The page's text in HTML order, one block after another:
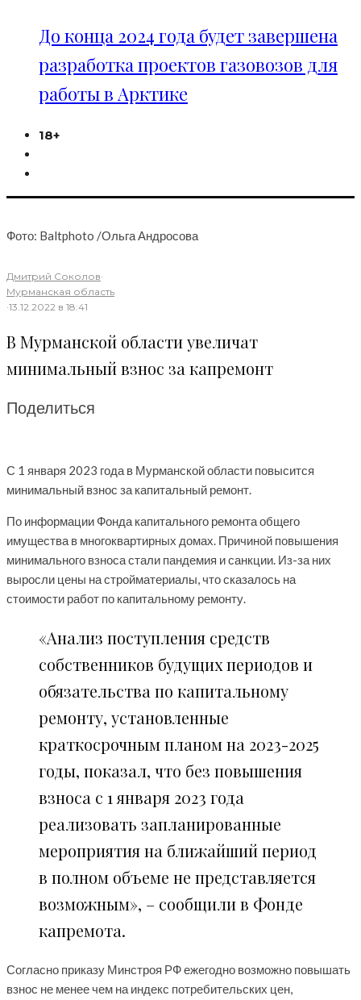
До конца 2024 года будет завершена
разработка проектов газовозов для
работы в Арктике
18+
Фото: Baltphoto /Ольга Андросова
Дмитрий Соколов·
Мурманская область
·13.12.2022 в 18:41
В Мурманской области увеличат
минимальный взнос за капремонт
Поделиться
С 1 января 2023 года в Мурманской области повысится
минимальный взнос за капитальный ремонт.
По информации Фонда капитального ремонта общего
имущества в многоквартирных домах. Причиной повышения
минимального взноса стали пандемия и санкции. Из-за них
выросли цены на стройматериалы, что сказалось на
стоимости работ по капитальному ремонту.
«Анализ поступления средств
собственников будущих периодов и
обязательства по капитальному
ремонту, установленные
краткосрочным планом на 2023-2025
годы, показал, что без повышения
взноса с 1 января 2023 года
реализовать запланированные
мероприятия на ближайший период
в полном объеме не представляется
возможным», – сообщили в Фонде
капремота.
Согласно приказу Минстроя РФ ежегодно возможно повышать
взнос не менее чем на индекс потребительских цен,